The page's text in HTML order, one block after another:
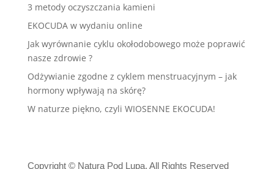
3 metody oczyszczania kamieni
EKOCUDA w wydaniu online
Jak wyrównanie cyklu okołodobowego może poprawić
nasze zdrowie ?
Odżywianie zgodne z cyklem menstruacyjnym – jak
hormony wpływają na skórę?
W naturze piękno, czyli WIOSENNE EKOCUDA!
Copyright © Natura Pod Lupą. All Rights Reserved